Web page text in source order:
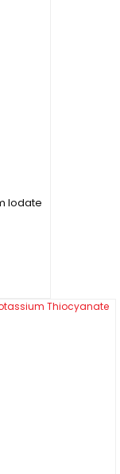
Iodate